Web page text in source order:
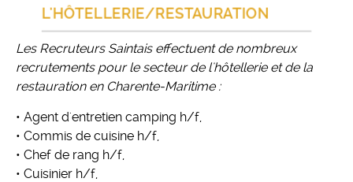
L'HÔTELLERIE/RESTAURATION
Les Recruteurs Saintais effectuent de nombreux
recrutements pour le secteur de l'hôtellerie et de la
restauration en Charente-Maritime :
• Agent d'entretien camping h/f,
• Commis de cuisine h/f,
• Chef de rang h/f,
• Cuisinier h/f,